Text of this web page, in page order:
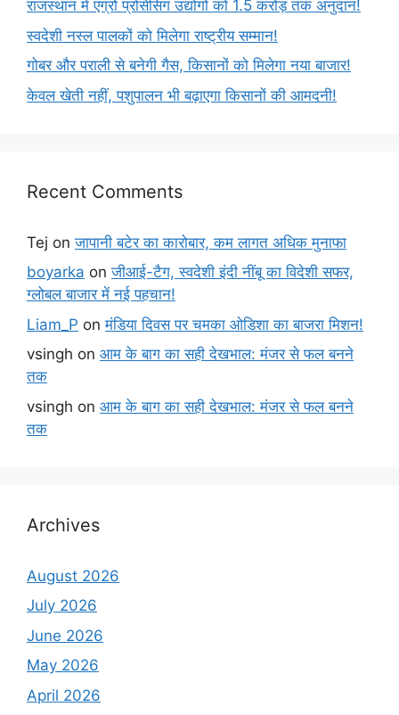
राजस्थान में एग्रो प्रोसेसिंग उद्योगों को 1.5 करोड़ तक अनुदान!
स्वदेशी नस्ल पालकों को मिलेगा राष्ट्रीय सम्मान!
गोबर और पराली से बनेगी गैस, किसानों को मिलेगा नया बाजार!
केवल खेती नहीं, पशुपालन भी बढ़ाएगा किसानों की आमदनी!
Recent Comments
Tej onजापानी बटेर का कारोबार, कम लागत अधिक मुनाफा
boyarka onजीआई-टैग, स्वदेशी इंदी नींबू का विदेशी सफर,
ग्लोबल बाजार में नई पहचान!
Liam_P onमंडिया दिवस पर चमका ओडिशा का बाजरा मिशन!
vsingh on आम के बाग का सही देखभाल: मंजर से फल बनने
तक
vsingh on आम के बाग का सही देखभाल: मंजर से फल बनने
तक
Archives
August 2026
July 2026
June 2026
May 2026
April 2026